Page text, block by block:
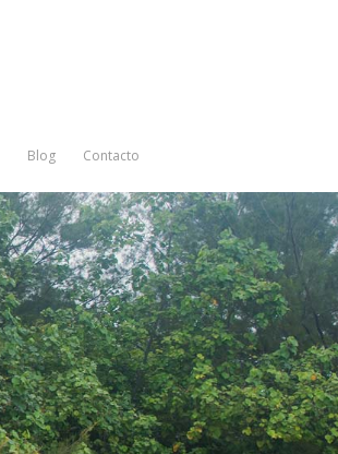
Blog Contacto